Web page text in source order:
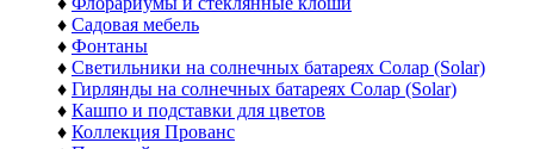
♦ Садовая мебель
♦ Фонтаны
♦ Светильники на солнечных батареях Солар (Solar)
♦ Гирлянды на солнечных батареях Солар (Solar)
♦ Кашпо и подставки для цветов
♦ Коллекция Прованс